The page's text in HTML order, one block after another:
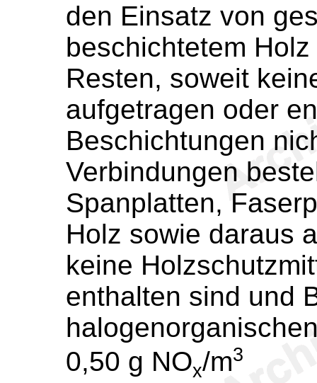
den Einsatz von
beschichtetem
Resten, soweit
aufgetragen oder
Beschichtungen
Verbindungen
Spanplatten,
Holz sowie daraus
keine
enthalten sind und
0,50 g NOx/m3